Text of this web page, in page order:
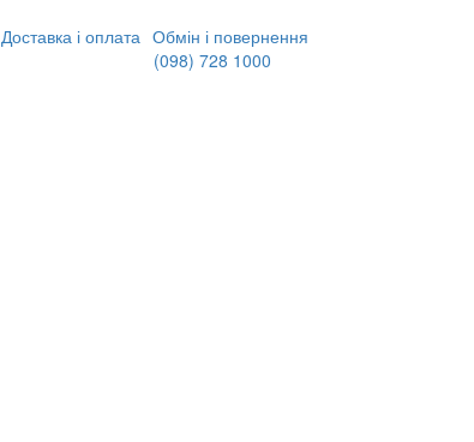
Доставка і оплата Обмін і повернення
(098) 728 1000